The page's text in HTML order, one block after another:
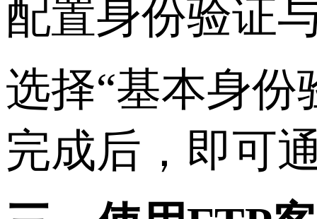
配置身份验证
选择“基本身份
完成后，即可